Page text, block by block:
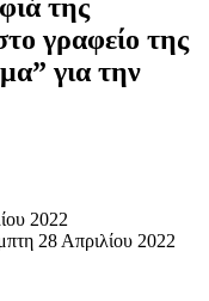
της
γραφείο της
για την
2022
28 Απριλίου 2022